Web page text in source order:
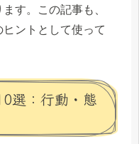
す。この記事も、
ントとして使って
選：行動・態